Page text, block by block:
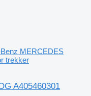
MERCEDES
trekker
A405460301